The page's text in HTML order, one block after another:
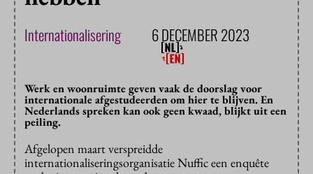
Internationalisering 6 DECEMBER 2023
Werk en woonruimte geven vaak de doorslag voor
internationale afgestudeerden om hier te blijven. En
Nederlands spreken kan ook geen kwaad, blijkt uit een
peiling.
Afgelopen maart verspreidde
internationaliseringsorganisatie Nuffic een enquête